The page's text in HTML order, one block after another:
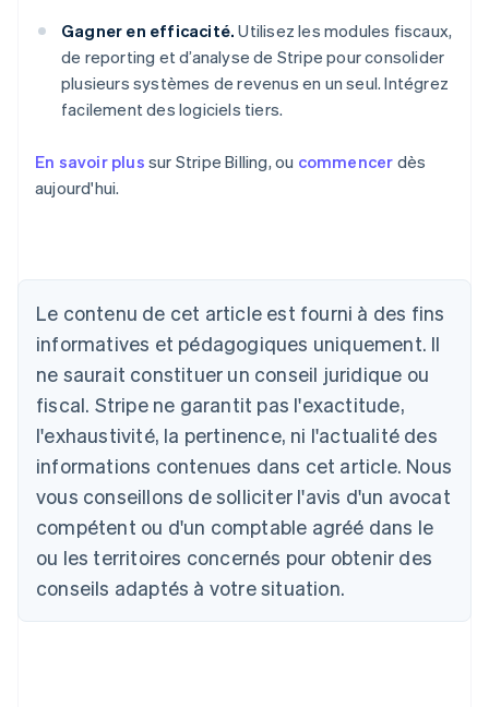
Gagner en efficacité. Utilisez les modules fiscaux,
de reporting et d’analyse de Stripe pour consolider
plusieurs systèmes de revenus en un seul. Intégrez
facilement des logiciels tiers.
En savoir plus sur Stripe Billing, ou commencer dès
aujourd'hui.
Le contenu de cet article est fourni à des fins
informatives et pédagogiques uniquement. Il
ne saurait constituer un conseil juridique ou
fiscal. Stripe ne garantit pas l'exactitude,
l'exhaustivité, la pertinence, ni l'actualité des
informations contenues dans cet article. Nous
vous conseillons de solliciter l'avis d'un avocat
compétent ou d'un comptable agréé dans le
ou les territoires concernés pour obtenir des
conseils adaptés à votre situation.
DeutschEnglish
English
Autriche
Deutsch English
Belgique
NederlandsFrançaisDeutschEnglish
Brésil
Bulgarie
English
Canada
English Français
Chine continentale